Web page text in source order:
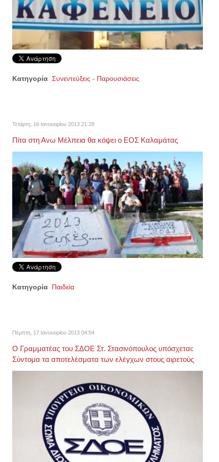
Κατηγορία Συνεντεύξεις - Παρουσιάσεις
Τετάρτη, 16 Ιανουαρίου 2013 21:28
Πίτα στη Ανω Μέλπεια θα κόψει ο ΕΟΣ Καλαμάτας
Κατηγορία Παιδεία
Πέμπτη, 17 Ιανουαρίου 2013 04:54
Ο Γραμματέας του ΣΔΟΕ Στ. Στασινόπουλος υπόσχεται:
Σύντομα τα αποτελέσματα των ελέγχων στους αιρετούς